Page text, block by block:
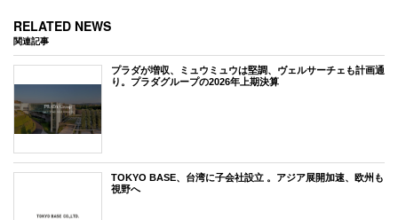
RELATED NEWS
関連記事
プラダが増収、ミュウミュウは堅調、ヴェルサーチェも計画通
り。プラダグループの2026年上期決算
TOKYO BASE、台湾に子会社設立 。アジア展開加速、欧州も
視野へ